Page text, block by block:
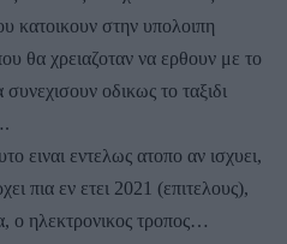
κατοικουν στην υπολοιπη
θα χρειαζοταν να ερθουν με το
συνεχισουν οδικως το ταξιδι
ειναι εντελως ατοπο αν ισχυει,
πια εν ετει 2021 (επιτελους),
ο ηλεκτρονικος τροπος…